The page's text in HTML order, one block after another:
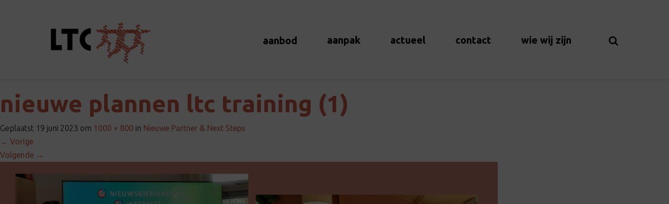
aanbod aanpak actueel contact wie wij zijn
nieuwe plannen ltc training (1)
Geplaatst 19 juni 2023 om 1000 × 800 in Nieuwe Partner & Next Steps
← Vorige
Volgende →